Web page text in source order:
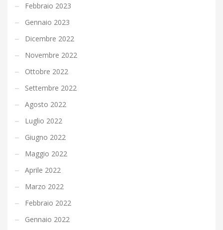
Febbraio 2023
Gennaio 2023
Dicembre 2022
Novembre 2022
Ottobre 2022
Settembre 2022
Agosto 2022
Luglio 2022
Giugno 2022
Maggio 2022
Aprile 2022
Marzo 2022
Febbraio 2022
Gennaio 2022